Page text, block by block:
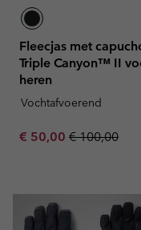
Fleecjas met
Triple Canyon™ II
heren
Vochtafvoerend
Sale price:
€ 50,00 Regular
€ 100,00